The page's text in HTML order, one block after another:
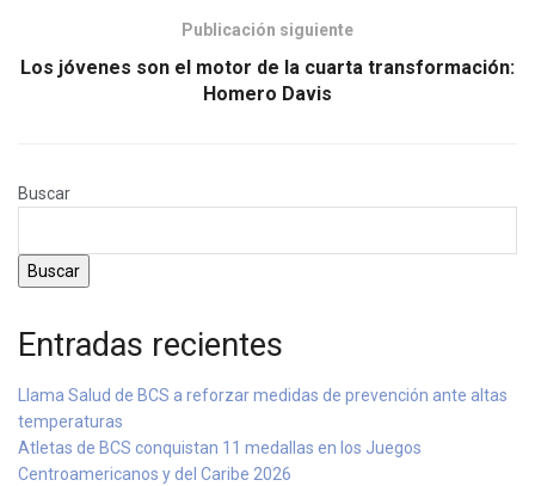
Publicación siguiente
Los jóvenes son el motor de la cuarta transformación:
Homero Davis
Buscar
Buscar
Entradas recientes
Llama Salud de BCS a reforzar medidas de prevención ante altas
temperaturas
Atletas de BCS conquistan 11 medallas en los Juegos
Centroamericanos y del Caribe 2026